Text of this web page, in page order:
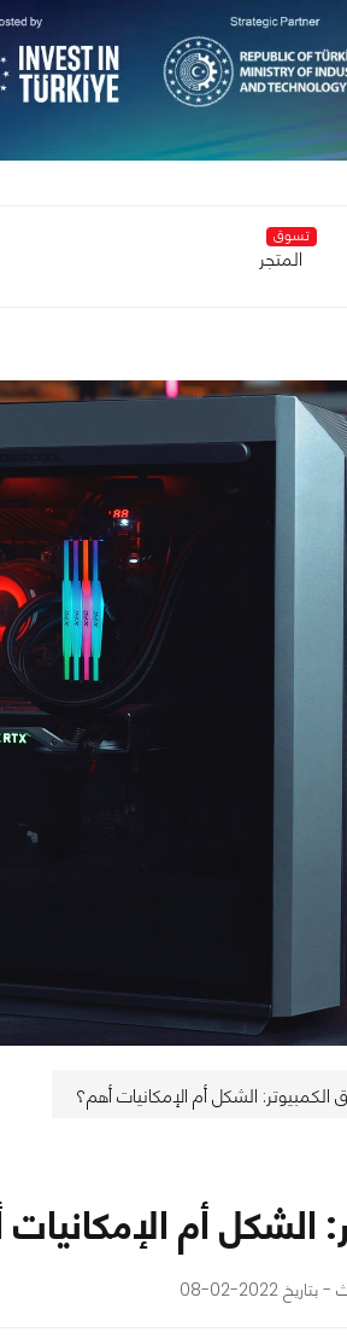
تسوق
المتجر
الكمبيوتر: الشكل أم الإمكانيات أهم؟
الشكل أم
2022-02-08